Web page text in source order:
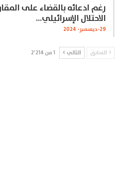
رغم ادعائه بالقضاء على
الاحتلال الإسرائيلي…
29-ديسمبر- 2024
السابق التالي 1 من 2٬214